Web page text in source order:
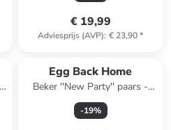
€ 19,99
Adviesprijs (AVP): € 23,90*
Egg Back Home
Beker ''New Party'' paars -
220 ml
-19%